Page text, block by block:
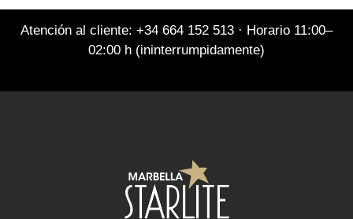
Atención al cliente: +34 664 152 513 · Horario 11:00–
02:00 h (ininterrumpidamente)